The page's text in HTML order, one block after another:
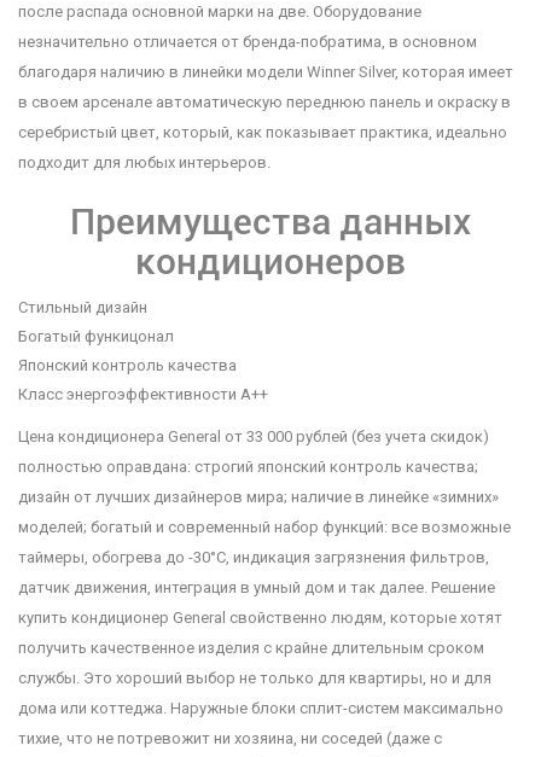
после распада основной марки на две. Оборудование
незначительно отличается от бренда-побратима, в основном
благодаря наличию в линейки модели Winner Silver, которая имеет
в своем арсенале автоматическую переднюю панель и окраску в
серебристый цвет, который, как показывает практика, идеально
подходит для любых интерьеров.
Преимущества данных
кондиционеров
Стильный дизайн
Богатый функицонал
Японский контроль качества
Класс энергоэффективности А++
Цена кондиционера General от 33 000 рублей (без учета скидок)
полностью оправдана: строгий японский контроль качества;
дизайн от лучших дизайнеров мира; наличие в линейке «зимних»
моделей; богатый и современный набор функций: все возможные
таймеры, обогрева до -30°С, индикация загрязнения фильтров,
датчик движения, интеграция в умный дом и так далее. Решение
купить кондиционер General свойственно людям, которые хотят
получить качественное изделия с крайне длительным сроком
службы. Это хороший выбор не только для квартиры, но и для
дома или коттеджа. Наружные блоки сплит-систем максимально
тихие, что не потревожит ни хозяина, ни соседей (даже с